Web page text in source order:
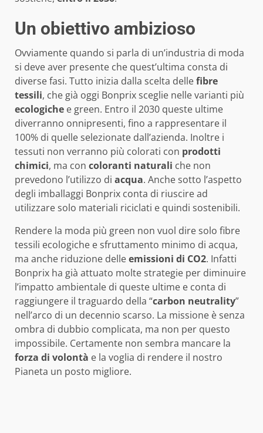
Un obiettivo ambizioso
Ovviamente quando si parla di un’industria di moda
si deve aver presente che quest’ultima consta di
diverse fasi. Tutto inizia dalla scelta dellefibre
tessili, che già oggi Bonprix sceglie nelle varianti più
ecologiche e green. Entro il 2030 queste ultime
diverranno onnipresenti, fino a rappresentare il
100% di quelle selezionate dall’azienda. Inoltre i
tessuti non verranno più colorati con prodotti
chimici, ma con coloranti naturali che non
prevedono l’utilizzo di acqua. Anche sotto l’aspetto
degli imballaggi Bonprix conta di riuscire ad
utilizzare solo materiali riciclati e quindi sostenibili.
Rendere la moda più green non vuol dire solo fibre
tessili ecologiche e sfruttamento minimo di acqua,
ma anche riduzione delleemissioni di CO2. Infatti
Bonprix ha già attuato molte strategie per diminuire
l’impatto ambientale di queste ultime e conta di
raggiungere il traguardo della “carbon neutrality”
nell’arco di un decennio scarso. La missione è senza
ombra di dubbio complicata, ma non per questo
impossibile. Certamente non sembra mancare la
forza di volontà e la voglia di rendere il nostro
Pianeta un posto migliore.